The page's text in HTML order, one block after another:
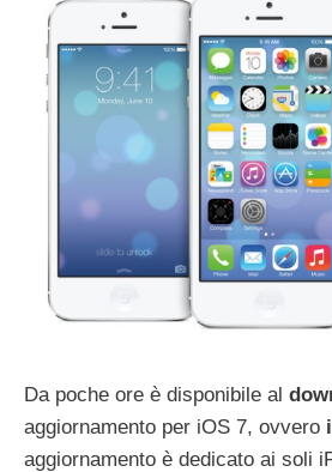
Da poche ore è disponibile al
aggiornamento per iOS 7, ovvero
aggiornamento è dedicato ai soli